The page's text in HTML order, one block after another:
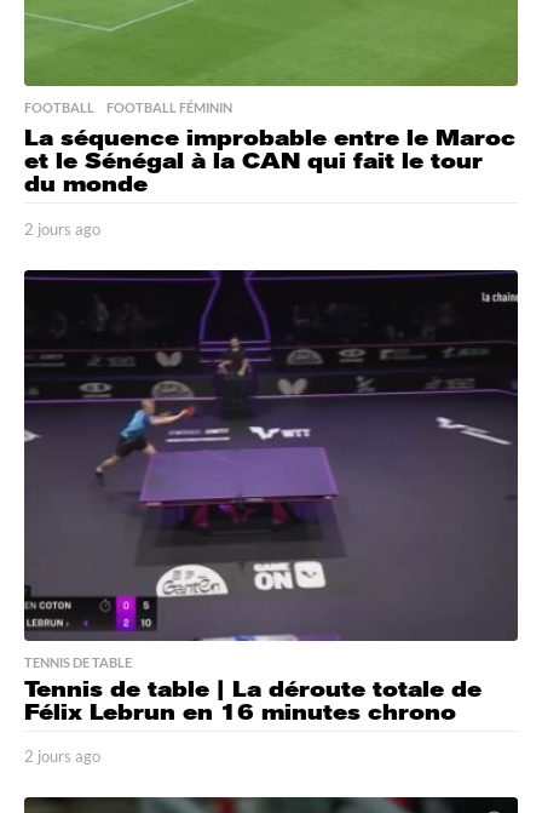
FOOTBALL ,FOOTBALL FÉMININ
La séquence improbable entre le Maroc
et le Sénégal à la CAN qui fait le tour
du monde
2 jours ago
o
r
a
g
TENNIS DE TABLE
Tennis de table | La déroute totale de
Félix Lebrun en 16 minutes chrono
2 jours ago
o